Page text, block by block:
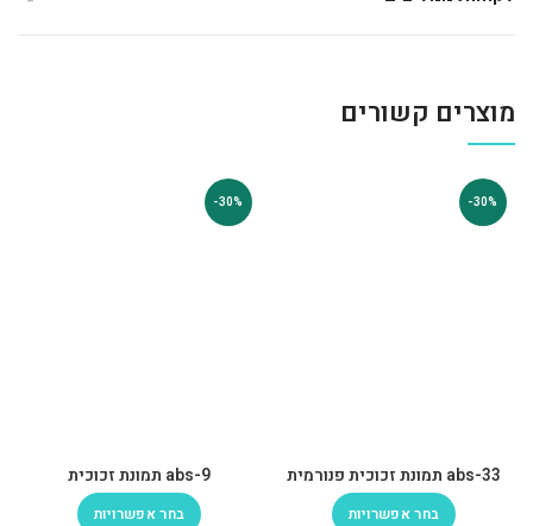
מוצרים קשורים
-30%
abs-33 תמונת זכוכית פנורמית
בחר אפשרויות
-30%
abs-9 תמונת זכוכית
בחר אפשרויות